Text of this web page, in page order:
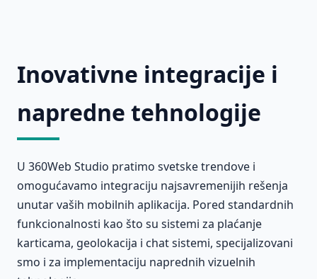
Inovativne integracije i
napredne tehnologije
U 360Web Studio pratimo svetske trendove i
omogućavamo integraciju najsavremenijih rešenja
unutar vaših mobilnih aplikacija. Pored standardnih
funkcionalnosti kao što su sistemi za plaćanje
karticama, geolokacija i chat sistemi, specijalizovani
smo i za implementaciju naprednih vizuelnih